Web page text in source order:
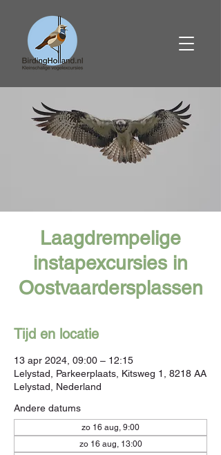
Laagdrempelige
instapexcursies in
Oostvaardersplassen
Tijd en locatie
13 apr 2024, 09:00 – 12:15
Lelystad, Parkeerplaats, Kitsweg 1, 8218 AA
Lelystad, Nederland
Andere datums
zo 16 aug, 9:00
zo 16 aug, 13:00